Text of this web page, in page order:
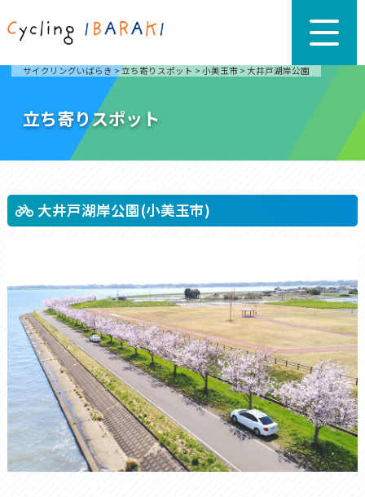
サイクリングいばらき >立ち寄りスポット > 小美玉市 > 大井戸湖岸公園
立ち寄りスポット
大井戸湖岸公園(小美玉市)